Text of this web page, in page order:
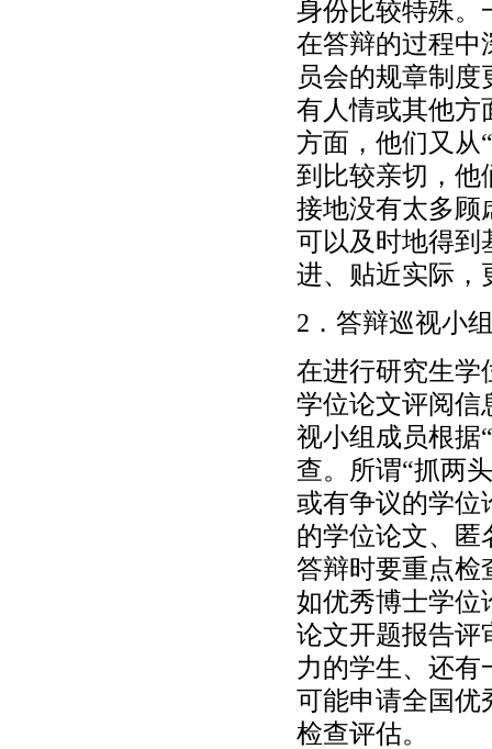
身份比较特殊。
在答辩的过程中
员会的规章制
有人情或其他方
方面，他们又从
到比较亲切，他
接地没有太多顾
可以及时地得到
进、贴近实际，
2．答辩巡视小
在进行研究生学
学位论文评阅信
视小组成员根据
查。所谓“抓两
或有争议的学位
的学位论文、匿
答辩时要重点检
如优秀博士学位
论文开题报告评
力的学生、还
可能申请全国优
检查评估。